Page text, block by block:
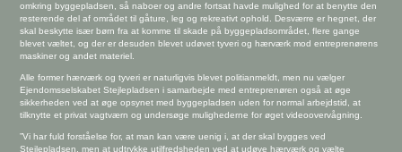
omkring byggepladsen, så naboer og andre fortsat havde mulighed for at benytte den
resterende del af området til gåture, leg og rekreativt ophold. Desværre er hegnet, der
skal beskytte især børn fra at komme til skade på byggepladsområdet, flere gange
blevet væltet, og der er desuden blevet udøvet tyveri og hærværk mod entreprenørens
maskiner og andet materiel.
Alle former hærværk og tyveri er naturligvis blevet politianmeldt, men nu vælger
Ejendomsselskabet Stejlepladsen i samarbejde med entreprenøren også at øge
sikkerheden ved at øge opsynet med byggepladsen uden for normal arbejdstid, at
tilknytte et privat vagtværn og undersøge mulighederne for øget videoovervågning.
”Vi har fuld forståelse for, at man kan være uenig i, at der skal bygges ved
Stejlepladsen, men at udtrykke utilfredsheden ved at udøve hærværk og vælte